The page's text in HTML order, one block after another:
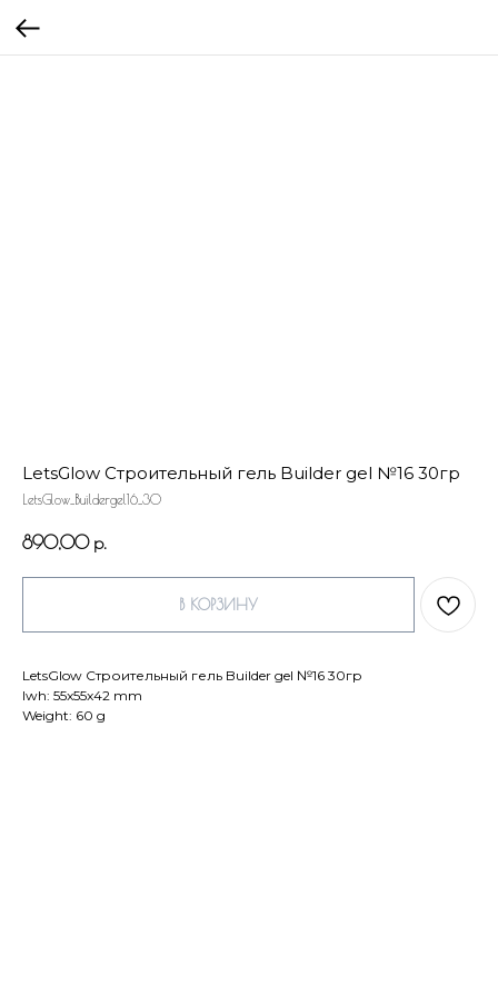
LetsGlow Строительный гель Builder gel №16 30гр
LetsGlow_Buildergel16_30
890,00 р.
В КОРЗИНУ
LetsGlow Строительный гель Builder gel №16 30гр
lwh: 55x55x42 mm
Weight: 60 g